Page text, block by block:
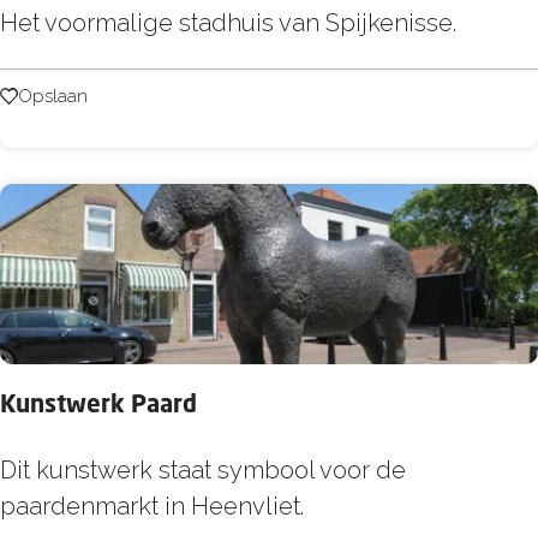
V
o
a
l
i
g
s
a
d
u
Het voormalige stadhuis van Spijkenisse.
Opslaan
Opslaan
Kunstwerk Paard
K
u
Dit kunstwerk staat symbool voor de
paardenmarkt in Heenvliet.